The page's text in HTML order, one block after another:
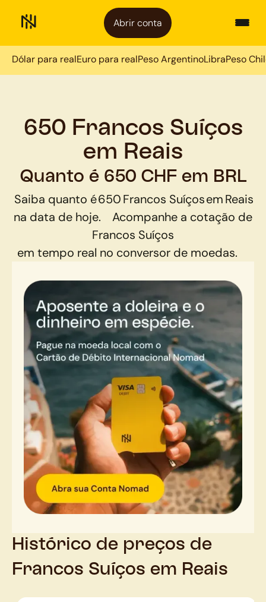
Abrir conta
Dólar para realEuro para realPeso ArgentinoLibraPeso
650 Francos Suíços
em Reais
Quanto é 650 CHF em BRL
Saiba quanto é650Francos SuíçosemReais
na data de hoje.
Acompanhe a cotação de
Francos Suíços
em tempo real no conversor de moedas.
Histórico de preços de
Francos Suíços em Reais